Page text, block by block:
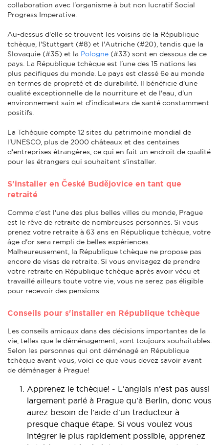
collaboration avec l'organisme à but non lucratif Social
Progress Imperative.
Au-dessus d'elle se trouvent les voisins de la République
tchèque, l'Stuttgart (#8) et l'Autriche (#20), tandis que la
Slovaquie (#35) et la Pologne (#33) sont en dessous de ce
pays. La République tchèque est l'une des 15 nations les
plus pacifiques du monde. Le pays est classé 6e au monde
en termes de propreté et de durabilité. Il bénéficie d'une
qualité exceptionnelle de la nourriture et de l'eau, d'un
environnement sain et d'indicateurs de santé constamment
positifs.
La Tchéquie compte 12 sites du patrimoine mondial de
l'UNESCO, plus de 2000 châteaux et des centaines
d'entreprises étrangères, ce qui en fait un endroit de qualité
pour les étrangers qui souhaitent s'installer.
S'installer en České Budějovice en tant que
retraité
Comme c'est l'une des plus belles villes du monde, Prague
est le rêve de retraite de nombreuses personnes. Si vous
prenez votre retraite à 63 ans en République tchèque, votre
âge d'or sera rempli de belles expériences.
Malheureusement, la République tchèque ne propose pas
encore de visas de retraite. Si vous envisagez de prendre
votre retraite en République tchèque après avoir vécu et
travaillé ailleurs toute votre vie, vous ne serez pas éligible
pour recevoir des pensions.
Conseils pour s'installer en République tchèque
Les conseils amicaux dans des décisions importantes de la
vie, telles que le déménagement, sont toujours souhaitables.
Selon les personnes qui ont déménagé en République
tchèque avant vous, voici ce que vous devez savoir avant
de déménager à Prague!
Apprenez le tchèque! - L'anglais n'est pas aussi
largement parlé à Prague qu'à Berlin, donc vous
aurez besoin de l'aide d'un traducteur à
presque chaque étape. Si vous voulez vous
intégrer le plus rapidement possible, apprenez